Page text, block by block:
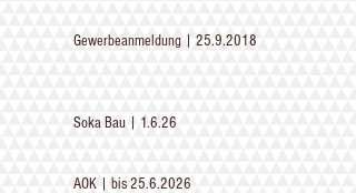
Gewerbeanmeldung | 25.9.2018
Soka Bau | 1.6.26
AOK | bis25.6.2026